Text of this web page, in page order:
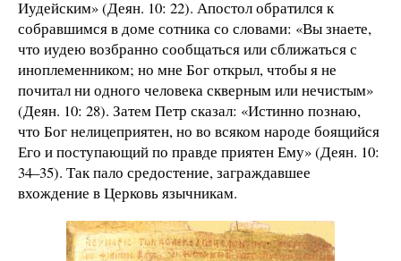
Иудейским» (Деян. 10: 22). Апостол обратился к
собравшимся в доме сотника со словами: «Вы знаете,
что иудею возбранно сообщаться или сближаться с
иноплеменником; но мне Бог открыл, чтобы я не
почитал ни одного человека скверным или нечистым»
(Деян. 10: 28). Затем Петр сказал: «Истинно познаю,
что Бог нелицеприятен, но во всяком народе боящийся
Его и поступающий по правде приятен Ему» (Деян. 10:
34–35). Так пало средостение, заграждавшее
вхождение в Церковь язычникам.